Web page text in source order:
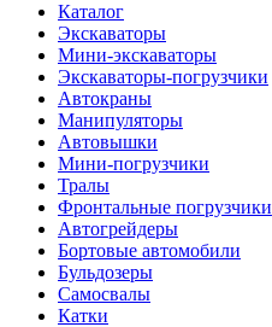
Каталог
Экскаваторы
Мини-экскаваторы
Экскаваторы-погрузчики
Автокраны
Манипуляторы
Автовышки
Мини-погрузчики
Тралы
Фронтальные погрузчики
Автогрейдеры
Бортовые автомобили
Бульдозеры
Самосвалы
Катки